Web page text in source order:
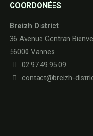
COORDONÉES
Breizh District
36 Avenue Gontran
56000 Vannes
02.97.49.95.09
contact@breizh-